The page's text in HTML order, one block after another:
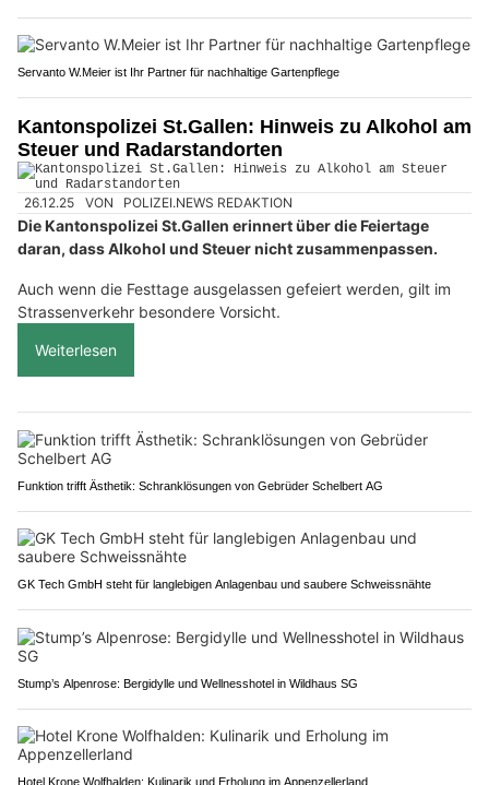
Servanto W.Meier ist Ihr Partner für nachhaltige Gartenpflege
Kantonspolizei St.Gallen: Hinweis zu Alkohol am
Steuer und Radarstandorten
26.12.25 VON POLIZEI.NEWS REDAKTION
Die Kantonspolizei St.Gallen erinnert über die Feiertage
daran, dass Alkohol und Steuer nicht zusammenpassen.
Auch wenn die Festtage ausgelassen gefeiert werden, gilt im
Strassenverkehr besondere Vorsicht.
Weiterlesen
Funktion trifft Ästhetik: Schranklösungen von Gebrüder Schelbert AG
GK Tech GmbH steht für langlebigen Anlagenbau und saubere Schweissnähte
Stump’s Alpenrose: Bergidylle und Wellnesshotel in Wildhaus SG
Hotel Krone Wolfhalden: Kulinarik und Erholung im Appenzellerland